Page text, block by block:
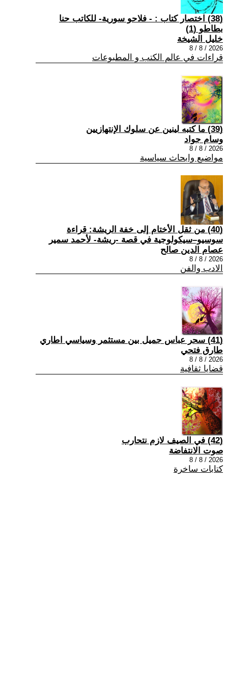
(38) اختصار كتاب : - فلاحو سورية- للكاتب حنا
بطاطو (1)
خليل الشيخة
2026 / 8 / 8
قراءات في عالم الكتب و المطبوعات
(39) ما كتبه لينين عن سلوك الإنتهازيين
وسام جواد
2026 / 8 / 8
مواضيع وابحاث سياسية
(40) من ثقل الأختام إلى خفة الريشة: قراءة
سوسيو–سيكولوجية في قصة -ريشة- لأحمد سمير
عصام الدين صالح
2026 / 8 / 8
الادب والفن
(41) سحر عباس جميل بين مستثمر وسياسي اطاري
طارق فتحي
2026 / 8 / 8
قضايا ثقافية
(42) في الصيف لازم نتحارب
صوت الانتفاضة
2026 / 8 / 8
كتابات ساخرة